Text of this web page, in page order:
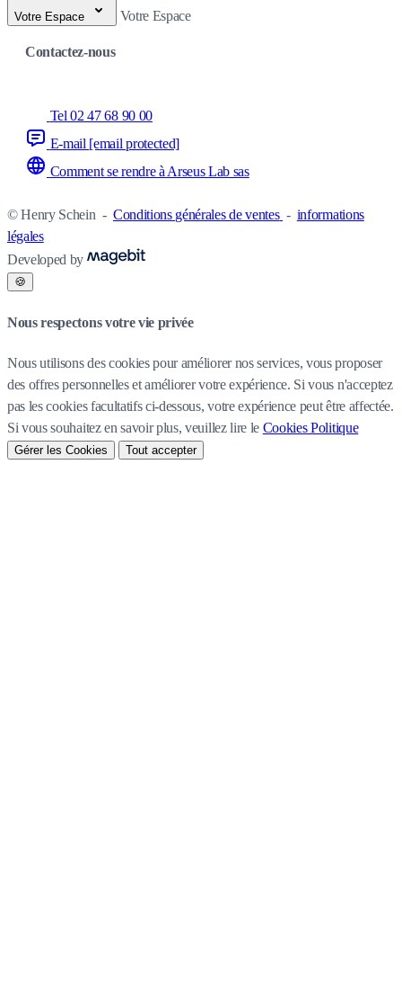
Votre Espace Votre Espace
Contactez-nous
Tel 02 47 68 90 00
E-mail [email protected]
Comment se rendre à Arseus Lab sas
© Henry Schein - Conditions générales de ventes - informations
légales
Developed by
🍪
Nous respectons votre vie privée
Nous utilisons des cookies pour améliorer nos services, vous proposer
des offres personnelles et améliorer votre expérience. Si vous n'acceptez
pas les cookies facultatifs ci-dessous, votre expérience peut être affectée.
Si vous souhaitez en savoir plus, veuillez lire le Cookies Politique
Gérer les Cookies Tout accepter